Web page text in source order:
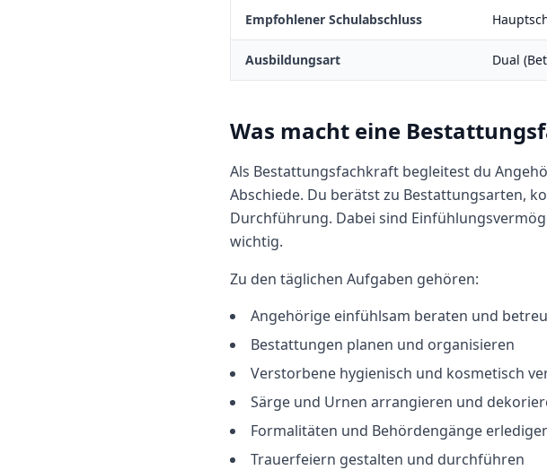
Empfohlener Schulabschluss
Ausbildungsart Dual
Was macht eine
Als Bestattungsfachkraft begleitest du
Abschiede. Du berätst zu Bestattungsarten,
Durchführung. Dabei sind
wichtig.
Zu den täglichen Aufgaben gehören:
Angehörige einfühlsam beraten und
Bestattungen planen und organisieren
Verstorbene hygienisch und kosmetisch
Särge und Urnen arrangieren und
Formalitäten und Behördengänge
Trauerfeiern gestalten und durchführen